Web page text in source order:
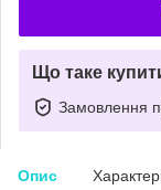
Що таке
Замовлення
Опис